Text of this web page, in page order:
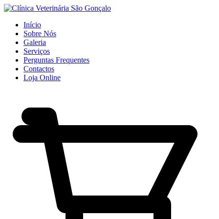
Início
Sobre Nós
Galeria
Serviços
Perguntas Frequentes
Contactos
Loja Online